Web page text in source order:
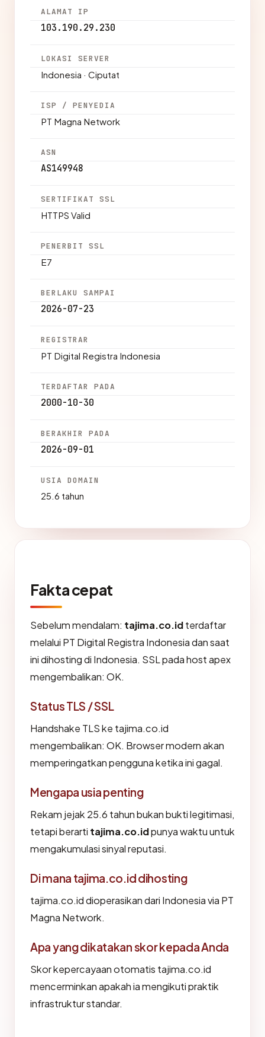
ALAMAT IP
103.190.29.230
LOKASI SERVER
Indonesia · Ciputat
ISP / PENYEDIA
PT Magna Network
ASN
AS149948
SERTIFIKAT SSL
HTTPS Valid
PENERBIT SSL
E7
BERLAKU SAMPAI
2026-07-23
REGISTRAR
PT Digital Registra Indonesia
TERDAFTAR PADA
2000-10-30
BERAKHIR PADA
2026-09-01
USIA DOMAIN
25.6 tahun
Fakta cepat
Sebelum mendalam: tajima.co.idterdaftar
melalui PT Digital Registra Indonesia dan saat
ini dihosting di Indonesia. SSL pada host apex
mengembalikan: OK.
Status TLS / SSL
Handshake TLS ke tajima.co.id
mengembalikan: OK. Browser modern akan
memperingatkan pengguna ketika ini gagal.
Mengapa usia penting
Rekam jejak 25.6 tahun bukan bukti legitimasi,
tetapi berarti tajima.co.idpunya waktu untuk
mengakumulasi sinyal reputasi.
Di mana tajima.co.id dihosting
tajima.co.id dioperasikan dari Indonesia via PT
Magna Network.
Apa yang dikatakan skor kepada Anda
Skor kepercayaan otomatis tajima.co.id
mencerminkan apakah ia mengikuti praktik
infrastruktur standar.